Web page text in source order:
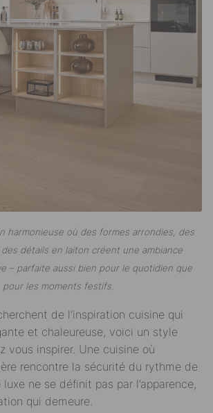
harmonieuse où des formes arrondies, des
détails en laiton créent une ambiance
– parfaite aussi bien pour le quotidien que
pour les moments festifs.
de l’inspiration cuisine qui
et chaleureuse, voici un style
vous inspirer. Une cuisine où
rencontre la sécurité du rythme de
ne se définit pas par l’apparence,
qui demeure.